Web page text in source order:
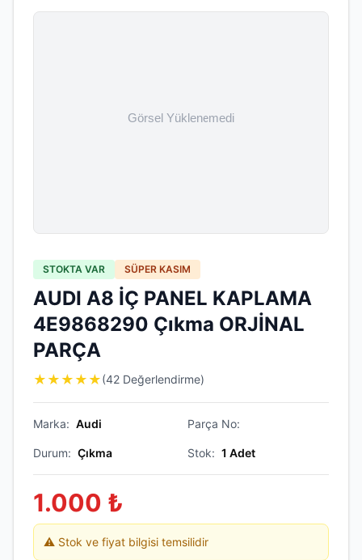
STOKTA VAR SÜPER KASIM
AUDI A8 İÇ PANEL KAPLAMA
4E9868290 Çıkma ORJİNAL
PARÇA
★ ★ ★ ★ ★(42 Değerlendirme)
Marka: Audi Parça No:
Durum: Çıkma Stok: 1 Adet
1.000 ₺
⚠️ Stok ve fiyat bilgisi temsilidir